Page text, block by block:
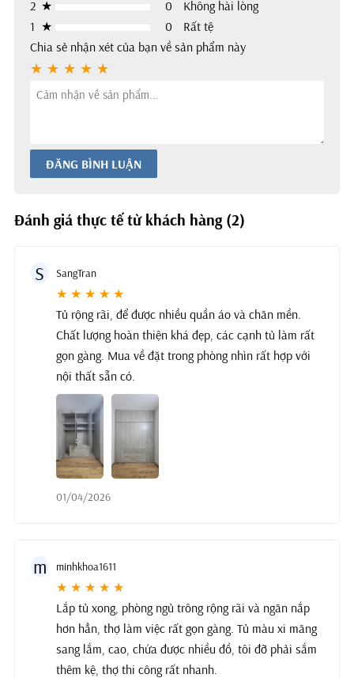
2 ★ 0
Không hài lòng
1 ★ 0
Rất tệ
Chia sẻ nhận xét của bạn về sản phẩm này
ĐĂNG BÌNH LUẬN
Đánh giá thực tế từ khách hàng (2)
S SangTran
★ ★ ★ ★ ★
Tủ rộng rãi, để được nhiều quần áo và chăn mền.
Chất lượng hoàn thiện khá đẹp, các cạnh tủ làm rất
gọn gàng. Mua về đặt trong phòng nhìn rất hợp với
nội thất sẵn có.
01/04/2026
m minhkhoa1611
★ ★ ★ ★ ★
Lắp tủ xong, phòng ngủ trông rộng rãi và ngăn nắp
hơn hẳn, thợ làm việc rất gọn gàng. Tủ màu xi măng
sang lắm, cao, chứa được nhiều đồ, tôi đỡ phải sắm
thêm kệ, thợ thi công rất nhanh.